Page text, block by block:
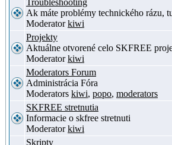
Troubleshooting
Ak máte problémy technického rázu,
Moderatorkiwi
Projekty
Aktuálne otvorené celo SKFREE
Moderatorkiwi
Moderators Forum
Administrácia Fóra
Moderators kiwi, popo, moderators
SKFREE stretnutia
Informacie o skfree stretnuti
Moderatorkiwi
Skripty